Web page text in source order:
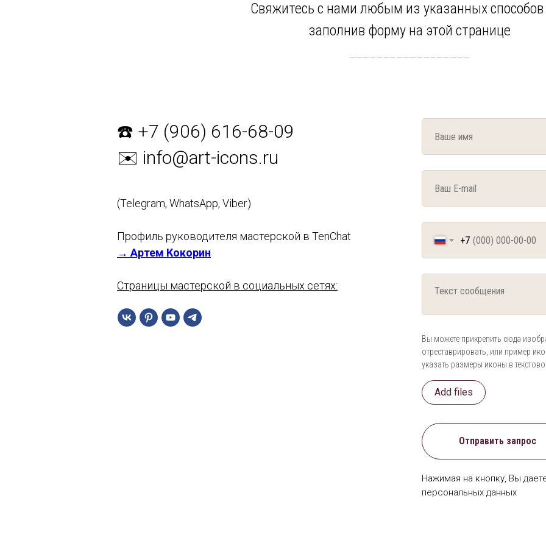
Свяжитесь с нами любым из указанных
заполнив форму на этой странице
☎️ +7 (906) 616-68-09
✉️ info@art-icons.ru
(Telegram, WhatsApp, Viber)
Профиль руководителя мастерской в TenChat
→ Артем Кокорин
Страницы мастерской в социальных сетях:
+7
Вы можете прикрепить сюда
отреставрировать, или пример
указать размеры иконы в
Add files
Отправить запрос
Нажимая на кнопку, Вы
персональных данных